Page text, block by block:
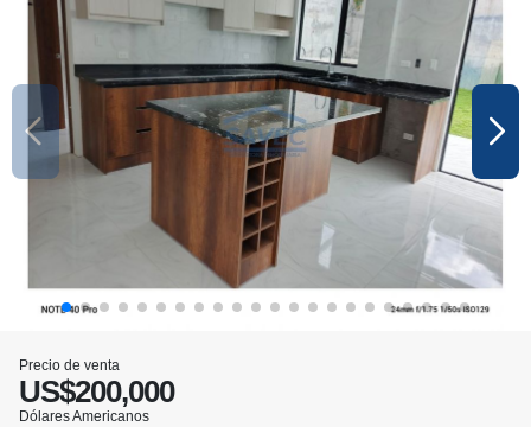
Precio de venta
US$200,000
Dólares Americanos